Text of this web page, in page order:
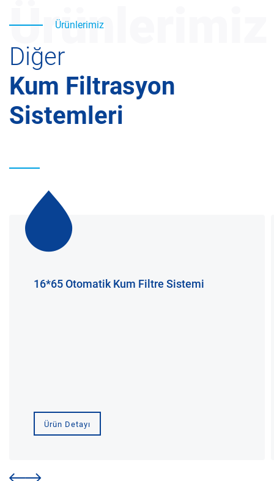
Ürünlerimiz
Ürünlerimiz
Diğer
Kum Filtrasyon
Sistemleri
16*65 Otomatik Kum Filtre Sistemi
Ürün Detayı